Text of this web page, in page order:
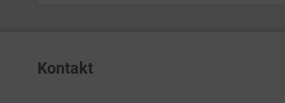
Kontakt